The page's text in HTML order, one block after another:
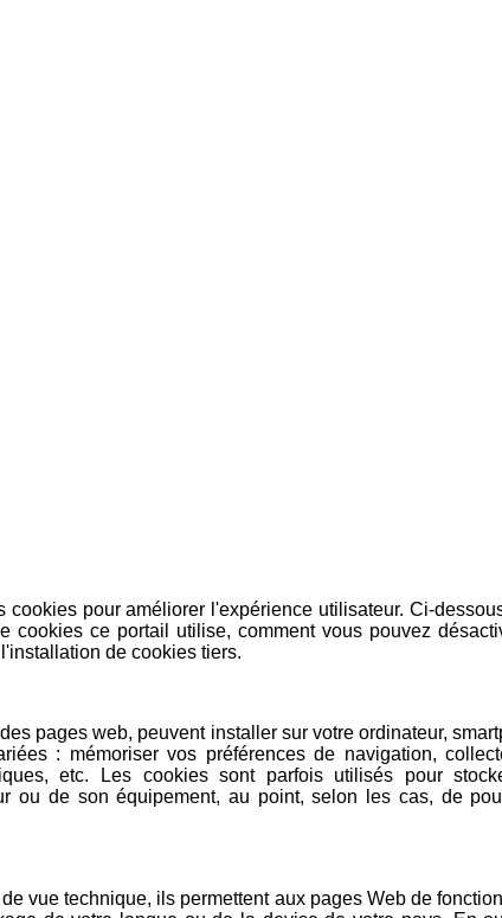
pour améliorer l'expérience utilisateur. Ci-
cookies ce portail utilise, comment vous pouvez
de cookies tiers.
pages web, peuvent installer sur votre ordinateur,
: mémoriser vos préférences de navigation,
etc. Les cookies sont parfois utilisés pour
ou de son équipement, au point, selon les cas, de
vue technique, ils permettent aux pages Web de